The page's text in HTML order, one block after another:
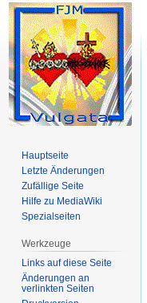
Hauptseite
Letzte Änderungen
Zufällige Seite
Hilfe zu MediaWiki
Spezialseiten
Werkzeuge
Links auf diese Seite
Änderungen an
verlinkten Seiten